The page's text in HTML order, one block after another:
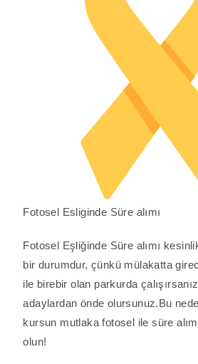
Fotosel Esliginde Süre alımı
Fotosel Eşliğinde Süre alımı
bir durumdur, çünkü mülakatta
ile birebir olan parkurda
adaylardan önde olursunuz.Bu
kursun mutlaka fotosel ile süre
olun!